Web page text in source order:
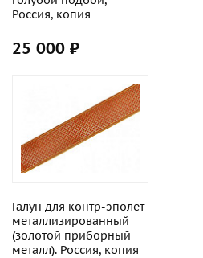
Россия, копия
25 000 ₽
Галун для контр-эполет
металлизированный
(золотой приборный
металл). Россия, копия